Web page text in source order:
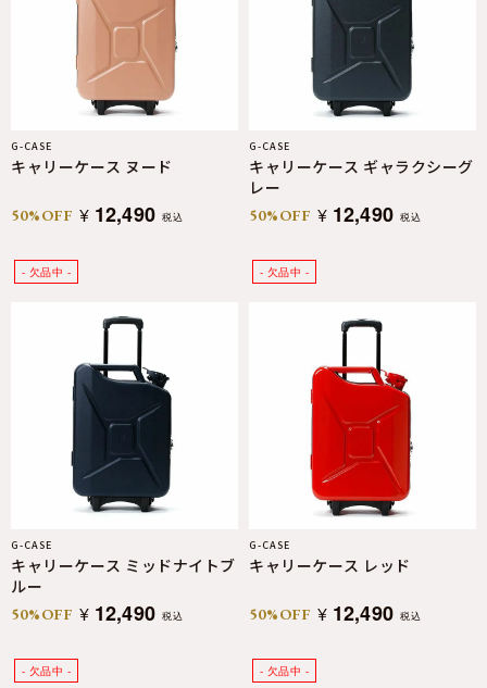
G-CASE
キャリーケース ヌード
50%OFF ¥ 12,490 税込
G-CASE
キャリーケース ギャラクシーグ
レー
50%OFF ¥ 12,490 税込
G-CASE
キャリーケース ミッドナイトブ
ルー
50%OFF ¥ 12,490 税込
G-CASE
キャリーケース レッド
50%OFF ¥ 12,490 税込